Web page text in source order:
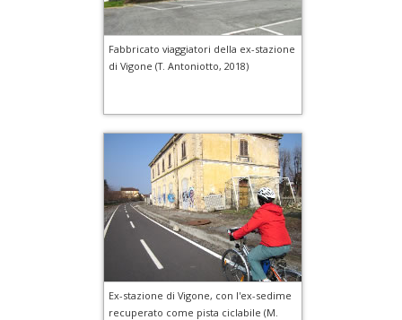
Fabbricato viaggiatori della ex-stazione
di Vigone (T. Antoniotto, 2018)
Ex-stazione di Vigone, con l'ex-sedime
recuperato come pista ciclabile (M.